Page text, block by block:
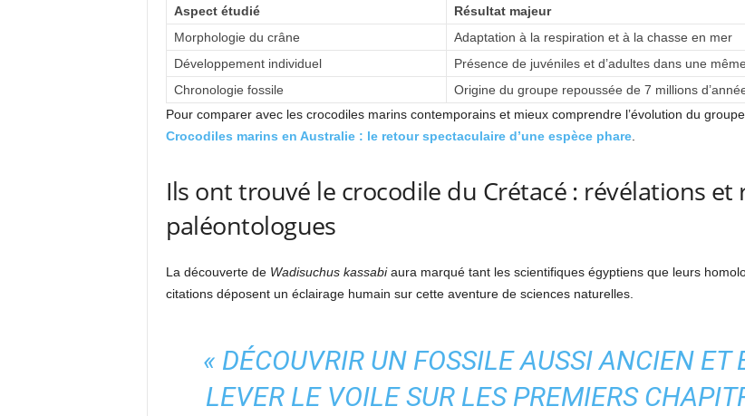
Aspect étudié
Résultat majeur
Morphologie du crâne
Adaptation à la respiration et à la chasse en mer
Développement individuel
Présence de juvéniles et d’adultes dans une
Chronologie fossile
Origine du groupe repoussée de 7 millions
Pour comparer avec les crocodiles marins contemporains et mieux comprendre l’évolution du
Crocodiles marins en Australie : le retour spectaculaire d’une espèce phare.
Ils ont trouvé le crocodile du Crétacé : révélations et
paléontologues
La découverte de Wadisuchus kassabiaura marqué tant les scientifiques égyptiens que leurs
citations déposent un éclairage humain sur cette aventure de sciences naturelles.
« DÉCOUVRIR UN FOSSILE AUSSI ANCIEN ET
LEVER LE VOILE SUR LES PREMIERS